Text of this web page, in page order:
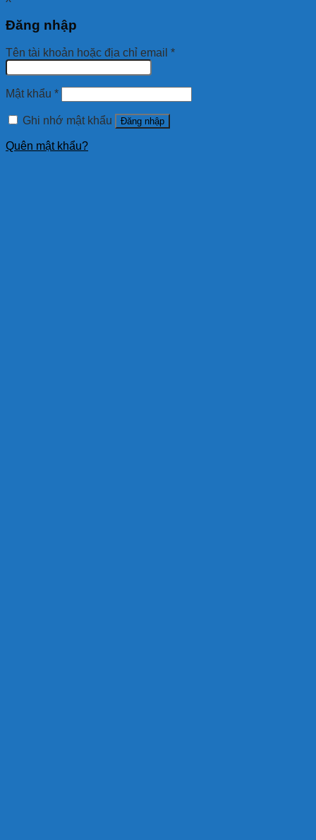
Đăng nhập
Tên tài khoản hoặc địa chỉ email *
Mật khẩu *
Ghi nhớ mật khẩu Đăng nhập
Quên mật khẩu?